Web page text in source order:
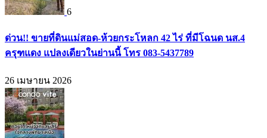
6
ด่วน!! ขายที่ดินแม่สอด-ห้วยกระโหลก 42 ไร่ ที่มีโฉนด นส.4
ครุฑแดง แปลงเดียวในย่านนี้ โทร 083-5437789
26 เมษายน 2026